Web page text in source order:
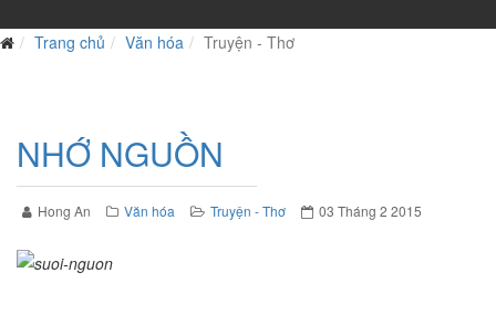
Trang chủ Văn hóa Truyện - Thơ
NHỚ NGUỒN
Hong An Văn hóa Truyện - Thơ 03 Tháng 2 2015